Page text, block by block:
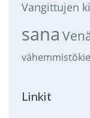
Vangittujen
sana
Linkit